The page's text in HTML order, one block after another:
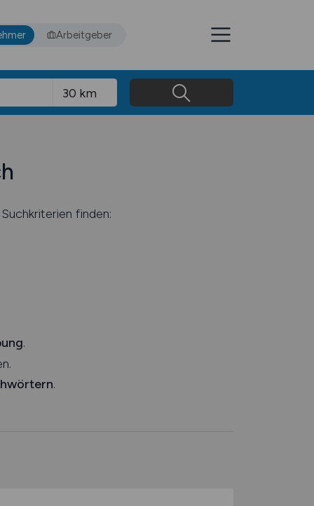
Arbeitgeber
finden:
.
.